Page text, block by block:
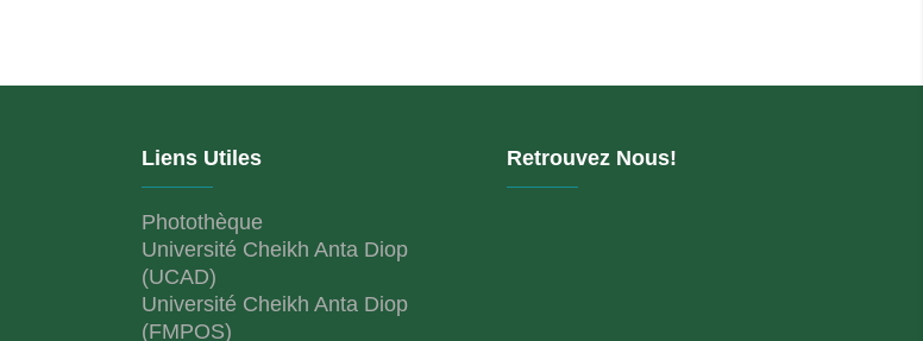
Liens Utiles
Photothèque
Université Cheikh Anta Diop
(UCAD)
Université Cheikh Anta Diop
(FMPOS)
Retrouvez Nous!